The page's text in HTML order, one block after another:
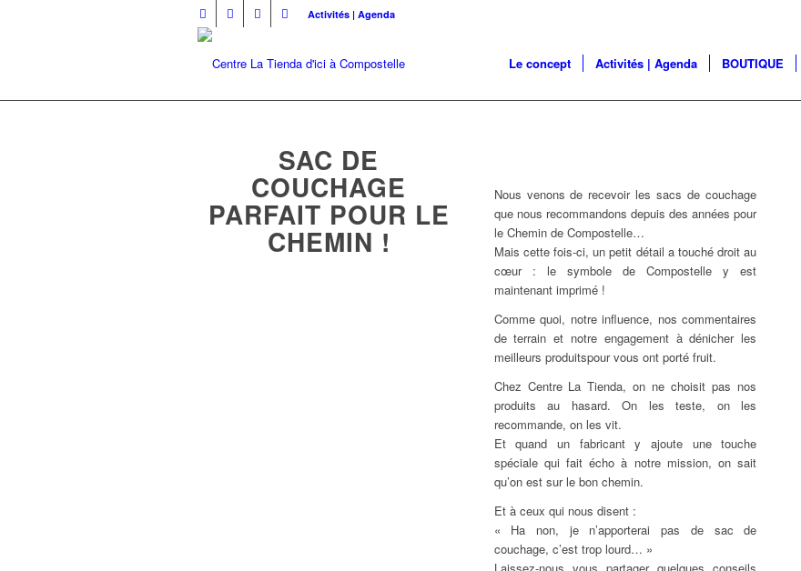
Activités | Agenda
Le concept Activités | Agenda BOUTIQUE
SAC DE
COUCHAGE
PARFAIT POUR LE
CHEMIN !
Nous venons de recevoir les sacs de couchage
que nous recommandons depuis des années pour
le Chemin de Compostelle…
Mais cette fois-ci, un petit détail a touché droit au
cœur : le symbole de Compostelle y est
maintenant imprimé !
Comme quoi, notre influence, nos commentaires
de terrain et notre engagement à dénicher les
meilleurs produitspour vous ont porté fruit.
Chez Centre La Tienda, on ne choisit pas nos
produits au hasard. On les teste, on les
recommande, on les vit.
Et quand un fabricant y ajoute une touche
spéciale qui fait écho à notre mission, on sait
qu’on est sur le bon chemin.
Et à ceux qui nous disent :
« Ha non, je n’apporterai pas de sac de
couchage, c’est trop lourd… »